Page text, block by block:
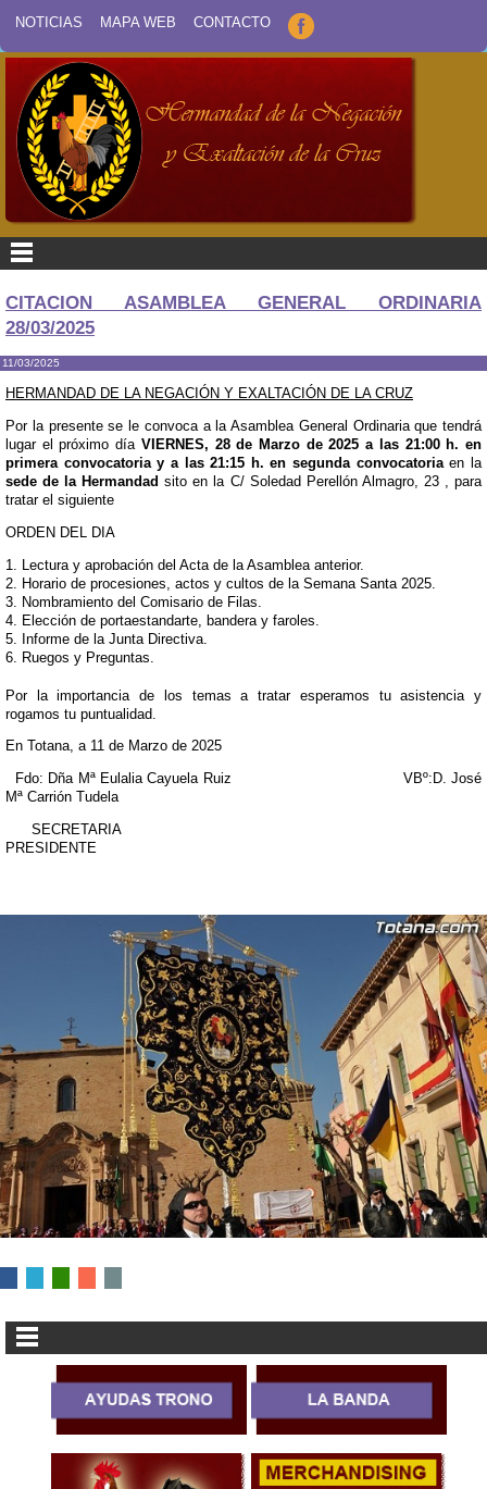
NOTICIAS MAPA WEB CONTACTO
CITACION ASAMBLEA GENERAL ORDINARIA
28/03/2025
11/03/2025
HERMANDAD DE LA NEGACIÓN Y EXALTACIÓN DE LA CRUZ
Por la presente se le convoca a la Asamblea General Ordinaria que tendrá
lugar el próximo díaVIERNES, 28 de Marzo de 2025 a las 21:00 h. en
primera convocatoria y a las 21:15 h. en segunda convocatoriaen la
sede de la Hermandadsito en la C/ Soledad Perellón Almagro, 23 , para
tratar el siguiente
ORDEN DEL DIA
Lectura y aprobación del Acta de la Asamblea anterior.
Horario de procesiones, actos y cultos de la Semana Santa 2025.
Nombramiento del Comisario de Filas.
Elección de portaestandarte, bandera y faroles.
Informe de la Junta Directiva.
Ruegos y Preguntas.
Por la importancia de los temas a tratar esperamos tu asistencia y
rogamos tu puntualidad.
En Totana, a 11 de Marzo de 2025
Fdo: Dña Mª Eulalia Cayuela Ruiz VBº:D. José
Mª Carrión Tudela
SECRETARIA
PRESIDENTE